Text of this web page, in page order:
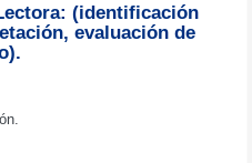
(identificación
evaluación de